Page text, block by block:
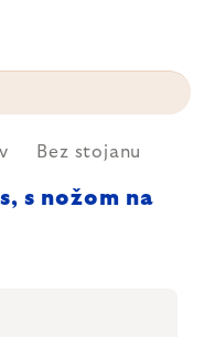
Bez stojanu
s nožom na